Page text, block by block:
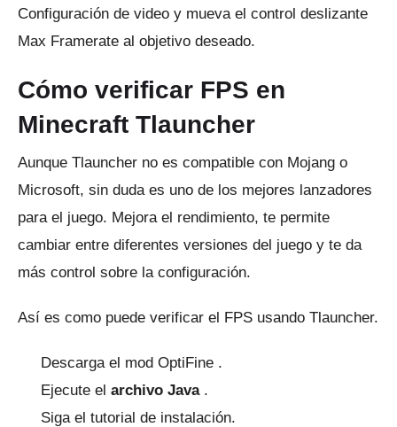
Configuración de video y mueva el control deslizante
Max Framerate al objetivo deseado.
Cómo verificar FPS en
Minecraft Tlauncher
Aunque Tlauncher no es compatible con Mojang o
Microsoft, sin duda es uno de los mejores lanzadores
para el juego. Mejora el rendimiento, te permite
cambiar entre diferentes versiones del juego y te da
más control sobre la configuración.
Así es como puede verificar el FPS usando Tlauncher.
Descarga el mod OptiFine .
Ejecute el archivo Java.
Siga el tutorial de instalación.